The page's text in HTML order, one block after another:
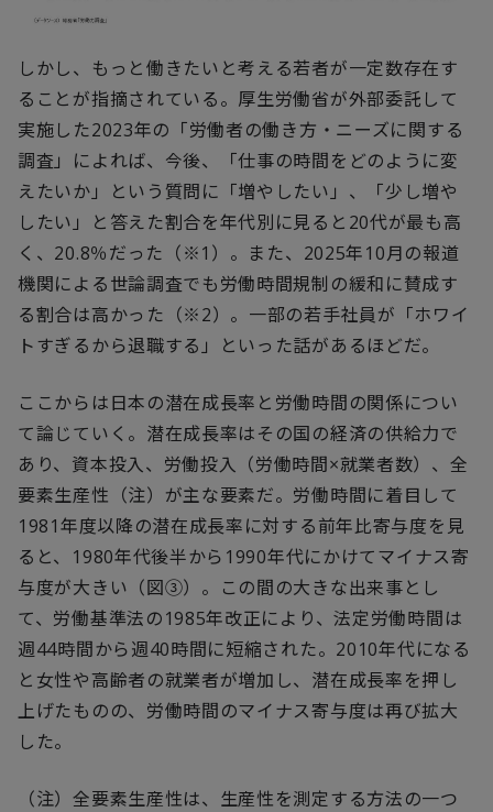
しかし、もっと働きたいと考える若者が一定数存在す
ることが指摘されている。厚生労働省が外部委託して
実施した2023年の「労働者の働き方・ニーズに関する
調査」によれば、今後、「仕事の時間をどのように変
えたいか」という質問に「増やしたい」、「少し増や
したい」と答えた割合を年代別に見ると20代が最も高
く、20.8％だった（※1）。また、2025年10月の報道
機関による世論調査でも労働時間規制の緩和に賛成す
る割合は高かった（※2）。一部の若手社員が「ホワイ
トすぎるから退職する」といった話があるほどだ。
ここからは日本の潜在成長率と労働時間の関係につい
て論じていく。潜在成長率はその国の経済の供給力で
あり、資本投入、労働投入（労働時間×就業者数）、全
要素生産性（注）が主な要素だ。労働時間に着目して
1981年度以降の潜在成長率に対する前年比寄与度を見
ると、1980年代後半から1990年代にかけてマイナス寄
与度が大きい（図③）。この間の大きな出来事とし
て、労働基準法の1985年改正により、法定労働時間は
週44時間から週40時間に短縮された。2010年代になる
と女性や高齢者の就業者が増加し、潜在成長率を押し
上げたものの、労働時間のマイナス寄与度は再び拡大
した。
（注）全要素生産性は、生産性を測定する方法の一つ